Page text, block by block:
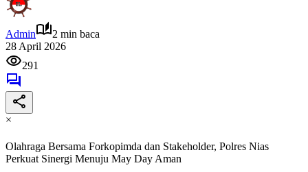
Admin
2 min baca
28 April 2026
291
×
Olahraga Bersama Forkopimda dan Stakeholder, Polres Nias
Perkuat Sinergi Menuju May Day Aman